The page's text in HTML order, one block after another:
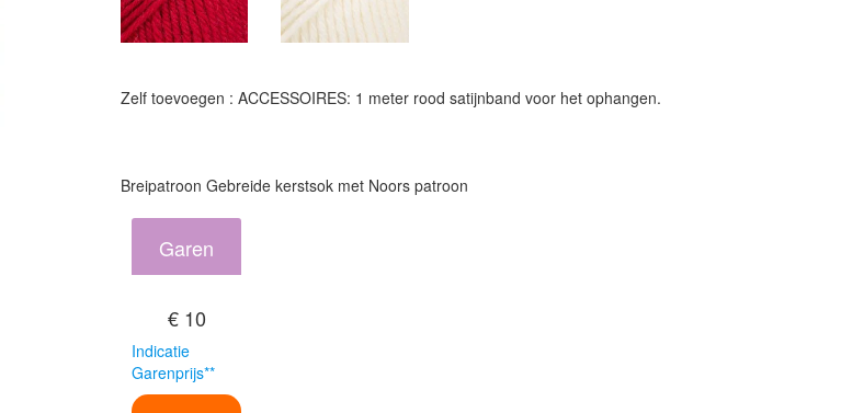
Zelf toevoegen : ACCESSOIRES: 1 meter rood satijnband voor het ophangen.
Breipatroon Gebreide kerstsok met Noors patroon
Garen
€ 10
Indicatie
Garenprijs**